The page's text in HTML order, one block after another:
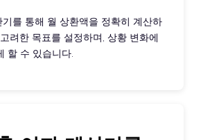
를 통해 월 상환액을 정확히 계산하
려한 목표를 설정하며, 상황 변화에
할 수 있습니다.